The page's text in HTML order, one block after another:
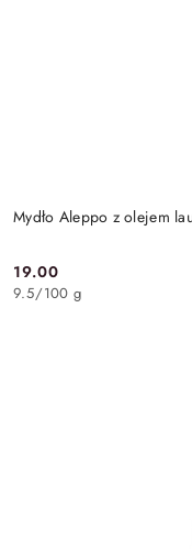
Mydło Aleppo z olejem
Cena:
19.00
9.5/100 g